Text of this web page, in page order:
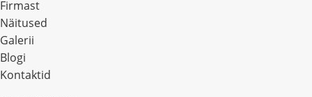
Firmast
Näitused
Galerii
Blogi
Kontaktid